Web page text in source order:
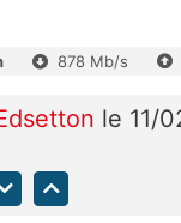
878 Mb/s
le 11/